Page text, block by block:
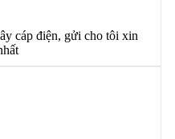
cáp điện, gửi cho tôi xin